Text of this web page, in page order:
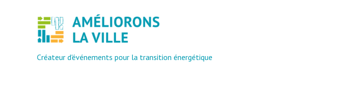
Créateur d'événements pour la transition énergétique